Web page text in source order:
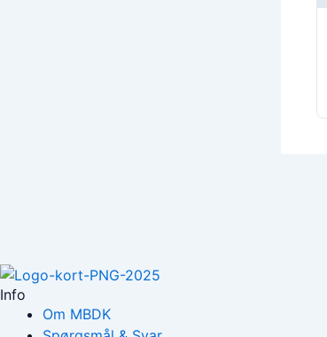
Info
Om MBDK